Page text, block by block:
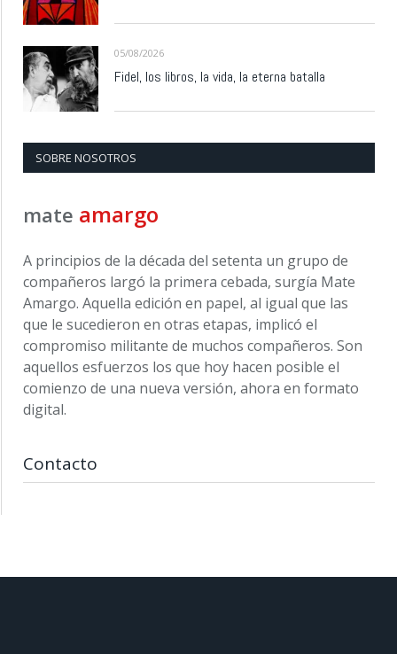
05/08/2026
Fidel, los libros, la vida, la eterna batalla
SOBRE NOSOTROS
mate amargo
A principios de la década del setenta un grupo de
compañeros largó la primera cebada, surgía Mate
Amargo. Aquella edición en papel, al igual que las
que le sucedieron en otras etapas, implicó el
compromiso militante de muchos compañeros. Son
aquellos esfuerzos los que hoy hacen posible el
comienzo de una nueva versión, ahora en formato
digital.
Contacto